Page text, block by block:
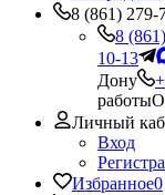
8 (861) 279-
8
10-13
Дону
работы
Личный
Вход
Избранное0